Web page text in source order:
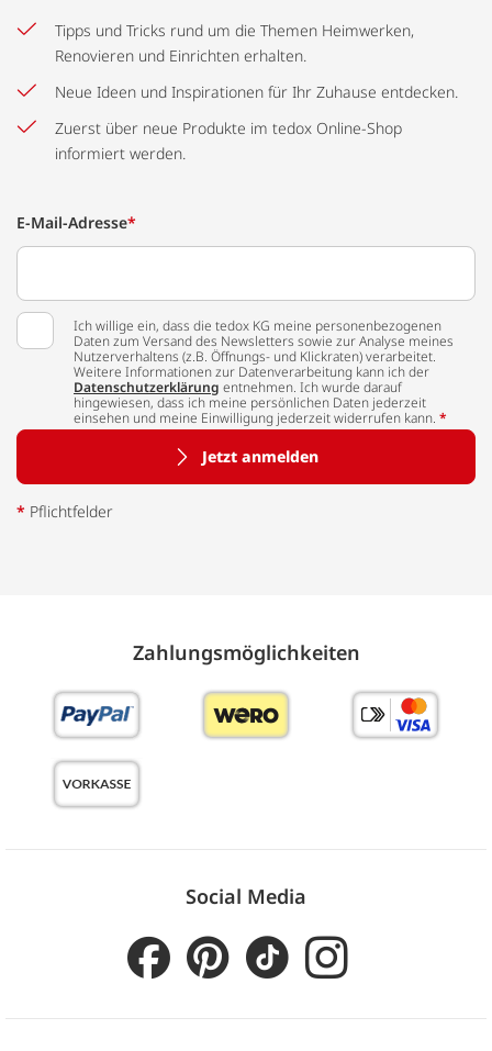
Tipps und Tricks rund um die Themen Heimwerken,
Renovieren und Einrichten erhalten.
Neue Ideen und Inspirationen für Ihr Zuhause entdecken.
Zuerst über neue Produkte im tedox Online-Shop
informiert werden.
E-Mail-Adresse*
Ich willige ein, dass die tedox KG meine personenbezogenen
Daten zum Versand des Newsletters sowie zur Analyse meines
Nutzerverhaltens (z.B. Öffnungs- und Klickraten) verarbeitet.
Weitere Informationen zur Datenverarbeitung kann ich der
Datenschutzerklärung entnehmen. Ich wurde darauf
hingewiesen, dass ich meine persönlichen Daten jederzeit
einsehen und meine Einwilligung jederzeit widerrufen kann. *
Jetzt anmelden
* Pflichtfelder
Zahlungs­möglich­keiten
Social Media